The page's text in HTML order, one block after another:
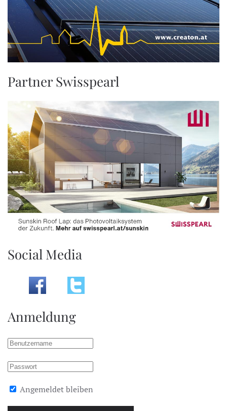
Partner Swisspearl
Social Media
Anmeldung
Angemeldet bleiben